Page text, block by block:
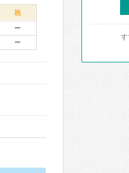
祝
ー
ー
す